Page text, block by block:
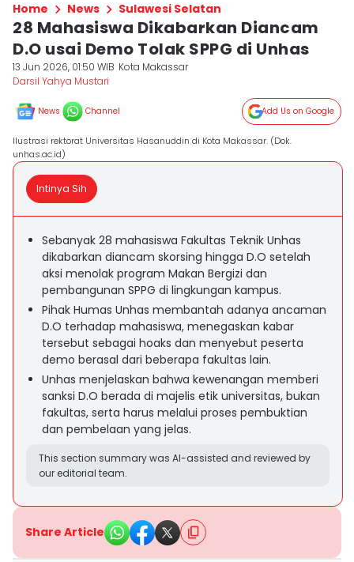
Home News Sulawesi Selatan
28 Mahasiswa Dikabarkan Diancam
D.O usai Demo Tolak SPPG di Unhas
13 Jun 2026, 01:50 WIB Kota Makassar
Darsil Yahya Mustari
News Channel Add Us on Google
Ilustrasi rektorat Universitas Hasanuddin di Kota Makassar. (Dok.
unhas.ac.id)
Intinya Sih
Sebanyak 28 mahasiswa Fakultas Teknik Unhas
dikabarkan diancam skorsing hingga D.O setelah
aksi menolak program Makan Bergizi dan
pembangunan SPPG di lingkungan kampus.
Pihak Humas Unhas membantah adanya ancaman
D.O terhadap mahasiswa, menegaskan kabar
tersebut sebagai hoaks dan menyebut peserta
demo berasal dari beberapa fakultas lain.
Unhas menjelaskan bahwa kewenangan memberi
sanksi D.O berada di majelis etik universitas, bukan
fakultas, serta harus melalui proses pembuktian
dan pembelaan yang jelas.
This section summary was AI-assisted and reviewed by
our editorial team.
Share Article